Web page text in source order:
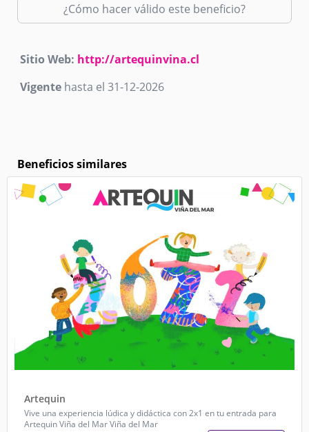
¿Cómo hacer válido este beneficio?
Sitio Web: http://artequinvina.cl
Vigente hasta el 31-12-2026
Beneficios similares
Artequin
Vive una experiencia lúdica y didáctica con 2x1 en tu entrada para
Artequin Viña del MarViña del Mar